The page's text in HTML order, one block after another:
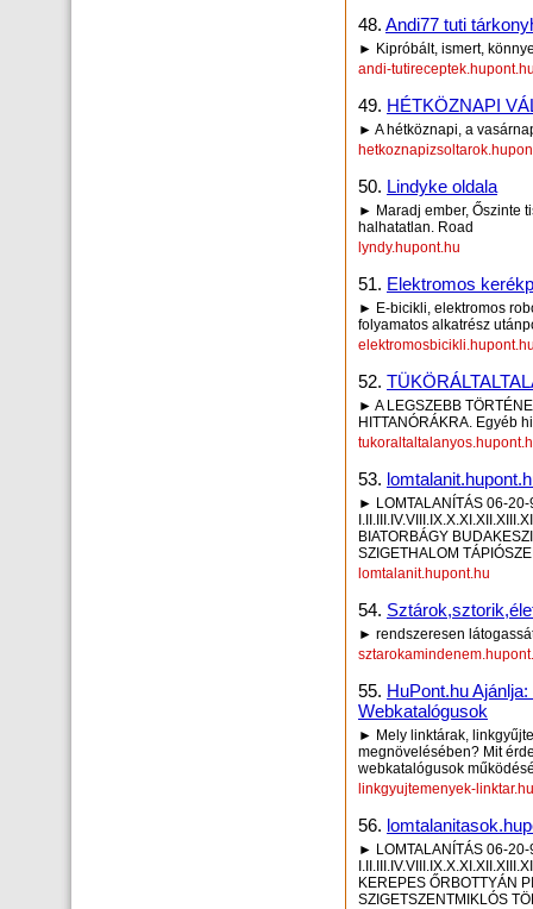
48. Andi77 tuti
► Kipróbált, ismert,
andi-
49. HÉTKÖZNAPI
► A hétköznapi, a
50. Lindyke oldala
► Maradj ember, Őszinte
halhatatlan. Road
lyndy.hupont.hu
51. Elektromos
► E-bicikli, elektromos
folyamatos alkatrész
52.
► A LEGSZEBB
HITTANÓRÁKRA. Egyéb
53.
► LOMTALANÍTÁS 06-
BIATORBÁGY
SZIGETHALOM
lomtalanit.hupont.hu
54.
► rendszeresen
55. HuPont.hu
Webkatalógusok
► Mely linktárak,
megnövelésében? Mit
webkatalógusok
linkgyujtemenyek-
56.
► LOMTALANÍTÁS 06-
KEREPES ŐRBOTTYÁN
SZIGETSZENTMIKLÓS